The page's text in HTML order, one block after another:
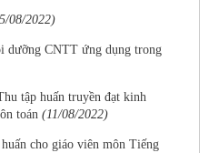
08/2022)
dưỡng CNTT ứng dụng trong
tập huấn truyền đạt kinh
toán (11/08/2022)
cho giáo viên môn Tiếng